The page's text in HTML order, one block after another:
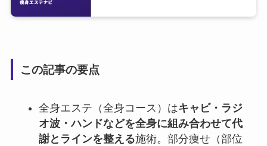
この記事の要点
全身エステ（全身コース）はキャビ・ラジ
オ波・ハンドなどを全身に組み合わせて代
謝とラインを整える施術。部分痩せ（部位